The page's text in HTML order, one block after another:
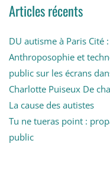
Articles récents
DU autisme à Paris Cité
Anthroposophie et
public sur les écrans
Charlotte Puiseux De
La cause des autistes
Tu ne tueras point :
public